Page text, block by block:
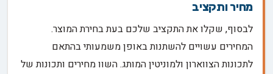
מחיר ותקציב
לבסוף, שקלו את התקציב שלכם בעת בחירת המוצר.
המחירים עשויים להשתנות באופן משמעותי בהתאם
לתכונות הצווארון ולמוניטין המותג. השוו מחירים ותכונות של